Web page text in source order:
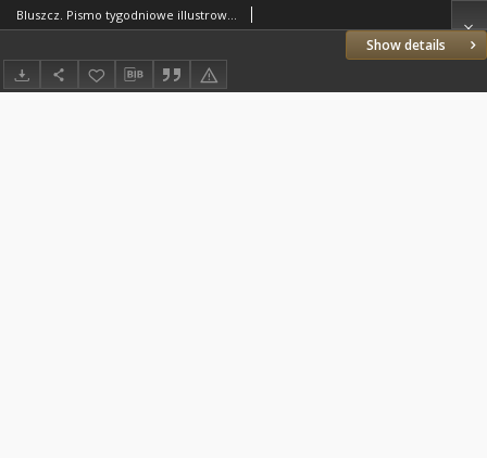
Show details
Bluszcz. Pismo tygodniowe illustrowane dla kobiet. 1884.04.04 (16) R.20 nr16